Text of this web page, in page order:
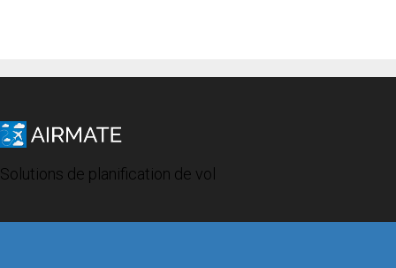
Solutions de planification de vol